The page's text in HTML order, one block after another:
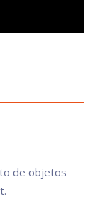
de objetos